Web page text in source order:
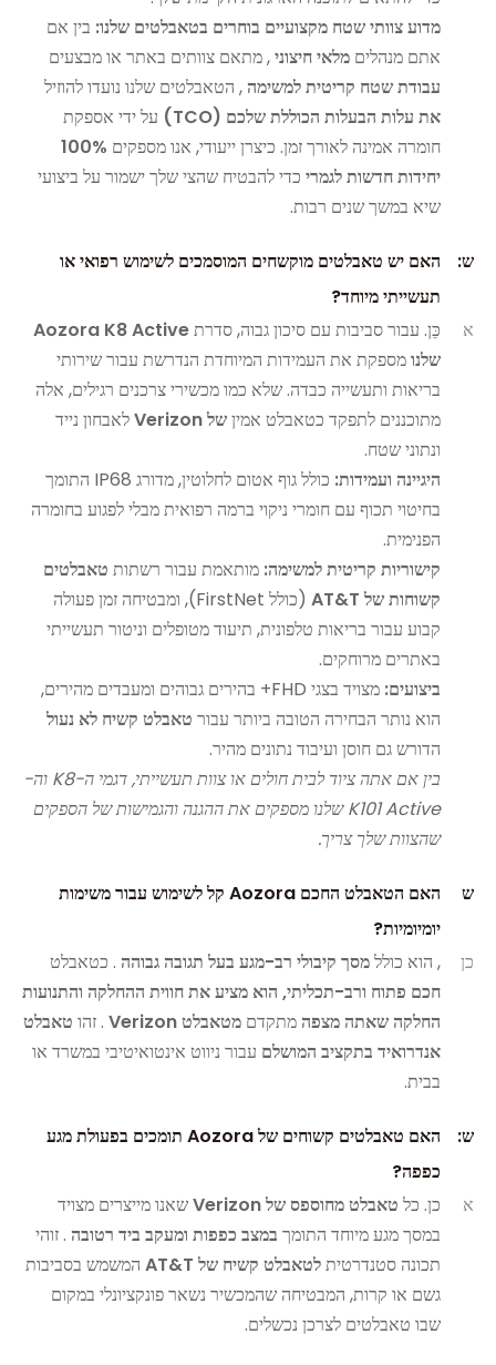
מדוע צוותי שטח מקצועיים בוחרים בטאבלטים שלנו: בין אם
אתם מנהלים מלאי חיצוני, מתאם צוותים באתר או מבצעים
עבודת שטח קריטית למשימה, הטאבלטים שלנו נועדו להוזיל
את עלות הבעלות הכוללת שלכם (TCO)
על ידי אספקת
חומרה אמינה לאורך זמן. כיצרן ייעודי, אנו מספקים 100%
יחידות חדשות לגמרי כדי להבטיח שהצי שלך ישמור על ביצועי
שיא במשך שנים רבות.
ש:
האם יש טאבלטים מוקשחים המוסמכים לשימוש רפואי או
תעשייתי מיוחד?
א
כֵּן. עבור סביבות עם סיכון גבוה, סדרתAozora K8 Active
שלנומספקת את העמידות המיוחדת הנדרשת עבור שירותי
בריאות ותעשייה כבדה. שלא כמו מכשירי צרכנים רגילים, אלה
מתוכננים לתפקד כטאבלט אמיןשל Verizon
לאבחון נייד
ונתוני שטח.
היגיינה ועמידות:
כולל גוף אטום לחלוטין, מדורג IP68 התומך
בחיטוי תכוף עם חומרי ניקוי ברמה רפואית מבלי לפגוע בחומרה
הפנימית.
קישוריות קריטית למשימה: מותאמת עבור רשתות טאבלטים
קשוחות של AT&T
(כולל FirstNet), ומבטיחה זמן פעולה
קבוע עבור בריאות טלפונית, תיעוד מטופלים וניטור תעשייתי
באתרים מרוחקים.
ביצועים:
מצויד בצגי FHD+ בהירים גבוהים ומעבדים מהירים,
הוא נותר הבחירה הטובה ביותר עבור טאבלט קשיח לא נעול
הדורש גם חוסן ועיבוד נתונים מהיר.
בין אם אתה ציוד לבית חולים או צוות תעשייתי, דגמי ה-K8 וה-
K101 Active שלנו מספקים את ההגנה והגמישות של הספקים
שהצוות שלך צריך.
ש
האם הטאבלט החכם Aozora קל לשימוש עבור משימות
יומיומיות?
כן
, הוא כוללמסך קיבולי רב-מגע בעל תגובה גבוהה . כטאבלט
חכם פתוח ורב-תכליתי, הוא מציע את חווית ההחלקה והתנועות
החלקה שאתה מצפהמתקדם מטאבלט Verizon . זהו טאבלט
אנדרואיד בתקציב המושלם עבור ניווט אינטואיטיבי במשרד או
בבית.
ש:
האם טאבלטים קשוחים של Aozora תומכים בפעולת מגע
כפפה?
א
כן. כל טאבלט מחוספס של Verizon
שאנו מייצרים מצויד
במסך מגע מיוחד התומך במצב כפפות ומעקב ביד רטובה . זוהי
תכונה סטנדרטיתלטאבלט קשיח של AT&T
המשמש בסביבות
גשם או קרות, המבטיחה שהמכשיר נשאר פונקציונלי במקום
שבו טאבלטים לצרכן נכשלים.